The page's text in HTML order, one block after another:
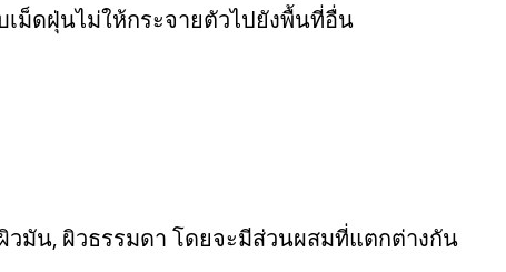
เม็ดฝุ่นไม่ให้กระจายตัวไปยังพื้นที่อื่น
มัน, ผิวธรรมดา โดยจะมีส่วนผสมที่แตกต่างกัน